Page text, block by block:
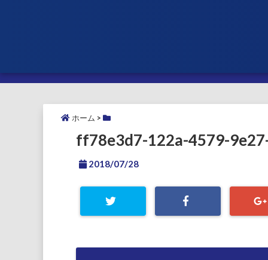
ホーム >
ff78e3d7-122a-4579-
2018/07/28